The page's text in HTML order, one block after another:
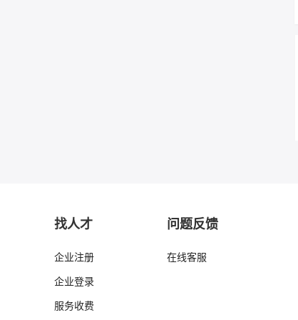
找人才
企业注册
企业登录
服务收费
问题反馈
在线客服